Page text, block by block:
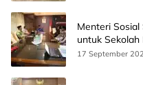
Menteri
untuk Sekolah
17 September